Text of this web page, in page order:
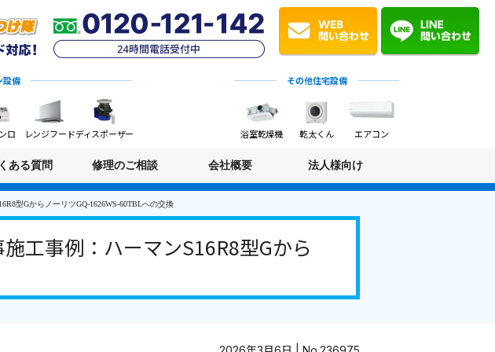
設備
ロ レンジフードディスポーザー
その他住宅設備
浴室乾燥機 乾太くん エアコン
ある質問 修理のご相談 会社概要 法人様向け
型GからノーリツGQ-1626WS-60TBLへの交換
工事例：ハーマンS16R8型Gから